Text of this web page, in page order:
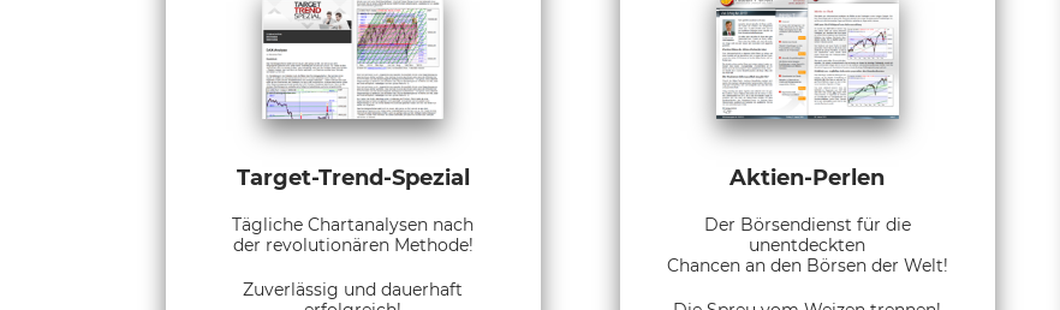
Target-Trend-Spezial
Tägliche Chartanalysen nach
der revolutionären Methode!
Zuverlässig und dauerhaft
Aktien-Perlen
Der Börsendienst für die
unentdeckten
Chancen an den Börsen der Welt!